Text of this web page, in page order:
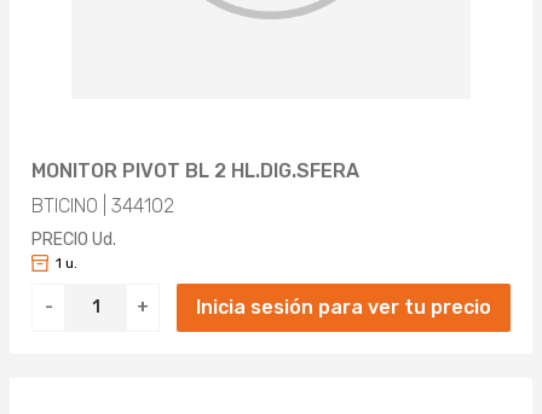
MONITOR PIVOT BL 2 HL.DIG.SFERA
BTICINO | 344102
PRECIO Ud.
- +
1 u.
Inicia sesión para ver tu precio